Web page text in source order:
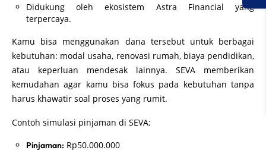
Didukung oleh ekosistem Astra Financial yang
terpercaya.
Kamu bisa menggunakan dana tersebut untuk berbagai
kebutuhan: modal usaha, renovasi rumah, biaya pendidikan,
atau keperluan mendesak lainnya. SEVA memberikan
kemudahan agar kamu bisa fokus pada kebutuhan tanpa
harus khawatir soal proses yang rumit.
Contoh simulasi pinjaman di SEVA:
Pinjaman: Rp50.000.000